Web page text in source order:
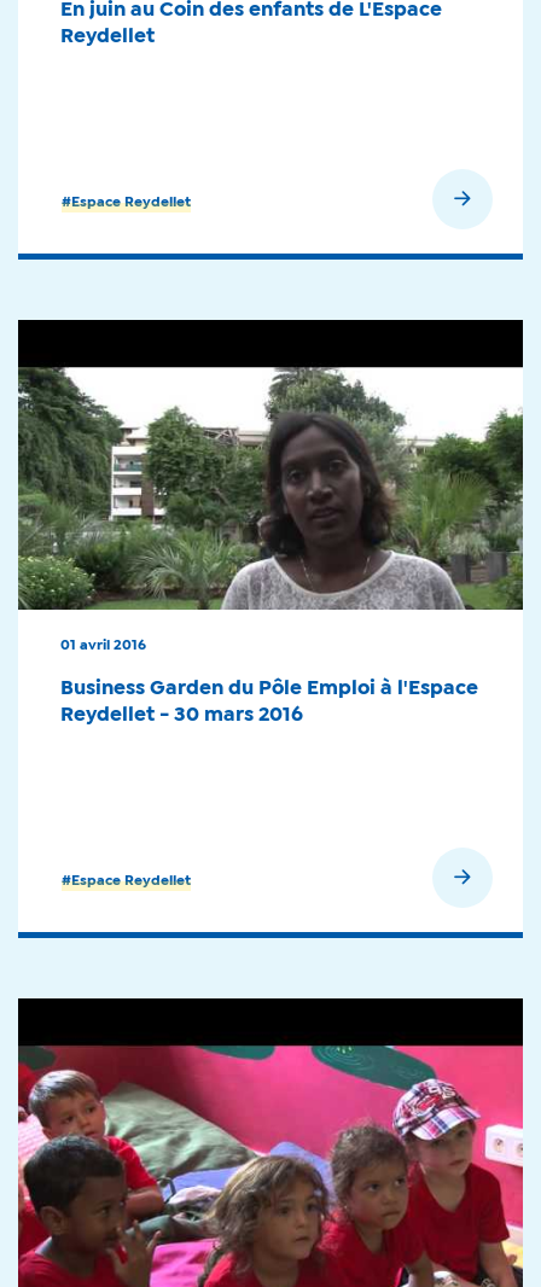
#Espace Reydellet
En juin au Coin des enfants de L'Espace
Reydellet
#Espace Reydellet
01 avril 2016
Business Garden du Pôle Emploi à l'Espace
Reydellet - 30 mars 2016